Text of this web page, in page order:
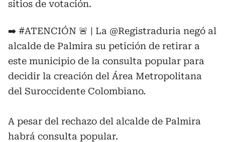
sitios de votación.
➡️ #ATENCIÓN 🚨 | La @Registraduria negó al
alcalde de Palmira su petición de retirar a
este municipio de la consulta popular para
decidir la creación del Área Metropolitana
del Suroccidente Colombiano.
A pesar del rechazo del alcalde de Palmira
habrá consulta popular.